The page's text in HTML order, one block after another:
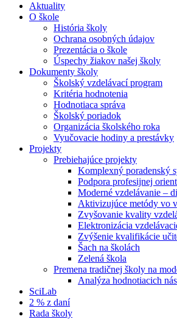
Aktuality
O škole
História školy
Ochrana osobných údajov
Prezentácia o škole
Úspechy žiakov našej školy
Dokumenty školy
Školský vzdelávací program
Kritéria hodnotenia
Hodnotiaca správa
Školský poriadok
Organizácia školského roka
Vyučovacie hodiny a prestávky
Projekty
Prebiehajúce projekty
Komplexný poradenský
Podpora profesijnej
Moderné vzdelávanie –
Aktivizujúce metódy vo
Zvyšovanie kvality
Elektronizácia
Zvýšenie kvalifikácie
Šach na školách
Zelená škola
Premena tradičnej školy na
Analýza hodnotiacich
SciLab
2 % z daní
Rada školy